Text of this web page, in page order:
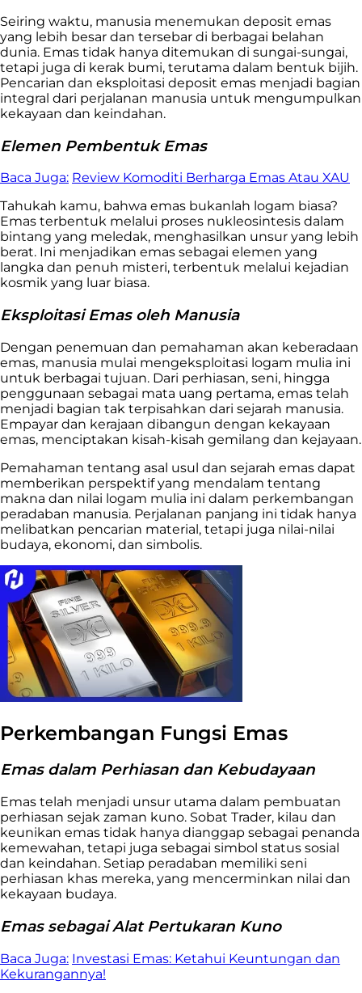
Seiring waktu, manusia menemukan deposit emas
yang lebih besar dan tersebar di berbagai belahan
dunia. Emas tidak hanya ditemukan di sungai-sungai,
tetapi juga di kerak bumi, terutama dalam bentuk bijih.
Pencarian dan eksploitasi deposit emas menjadi bagian
integral dari perjalanan manusia untuk mengumpulkan
kekayaan dan keindahan.
Elemen Pembentuk Emas
Baca Juga: Review Komoditi Berharga Emas Atau XAU
Tahukah kamu, bahwa emas bukanlah logam biasa?
Emas terbentuk melalui proses nukleosintesis dalam
bintang yang meledak, menghasilkan unsur yang lebih
berat. Ini menjadikan emas sebagai elemen yang
langka dan penuh misteri, terbentuk melalui kejadian
kosmik yang luar biasa.
Eksploitasi Emas oleh Manusia
Dengan penemuan dan pemahaman akan keberadaan
emas, manusia mulai mengeksploitasi logam mulia ini
untuk berbagai tujuan. Dari perhiasan, seni, hingga
penggunaan sebagai mata uang pertama, emas telah
menjadi bagian tak terpisahkan dari sejarah manusia.
Empayar dan kerajaan dibangun dengan kekayaan
emas, menciptakan kisah-kisah gemilang dan kejayaan.
Pemahaman tentang asal usul dan sejarah emas dapat
memberikan perspektif yang mendalam tentang
makna dan nilai logam mulia ini dalam perkembangan
peradaban manusia. Perjalanan panjang ini tidak hanya
melibatkan pencarian material, tetapi juga nilai-nilai
budaya, ekonomi, dan simbolis.
Perkembangan Fungsi Emas
Emas dalam Perhiasan dan Kebudayaan
Emas telah menjadi unsur utama dalam pembuatan
perhiasan sejak zaman kuno. Sobat Trader, kilau dan
keunikan emas tidak hanya dianggap sebagai penanda
kemewahan, tetapi juga sebagai simbol status sosial
dan keindahan. Setiap peradaban memiliki seni
perhiasan khas mereka, yang mencerminkan nilai dan
kekayaan budaya.
Emas sebagai Alat Pertukaran Kuno
Baca Juga: Investasi Emas: Ketahui Keuntungan dan
Kekurangannya!